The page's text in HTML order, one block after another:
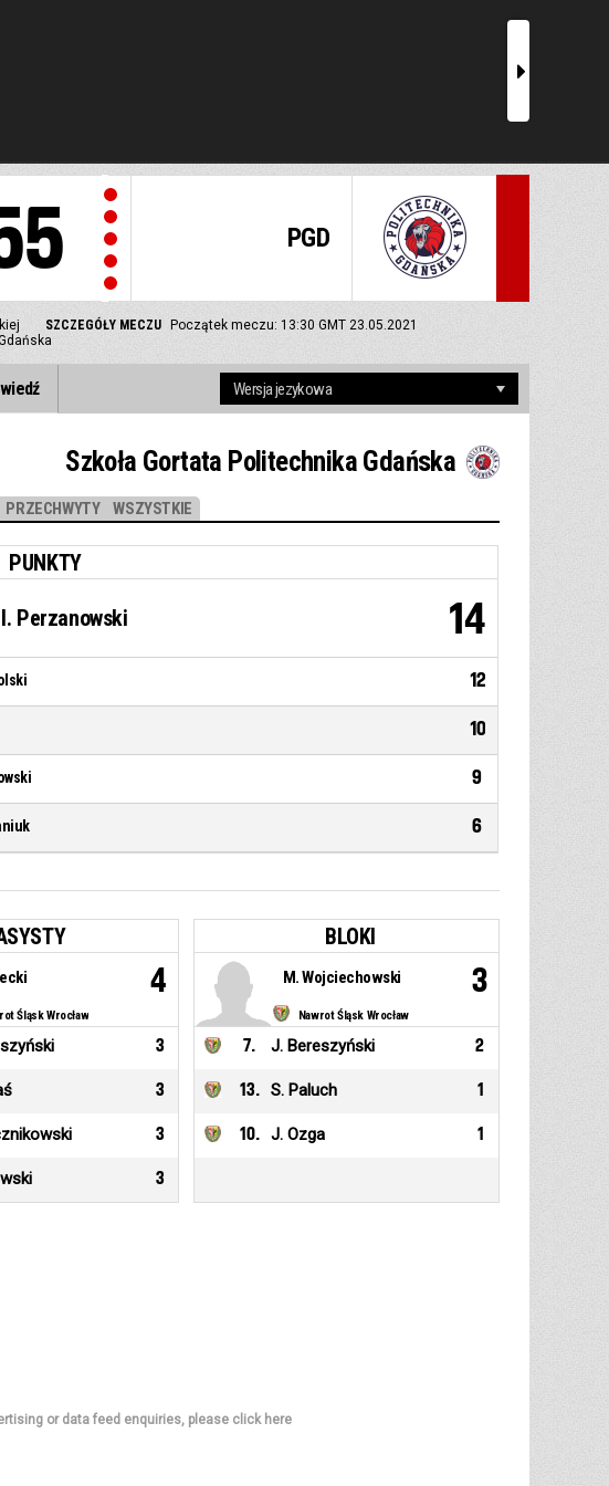
r
PGD
SZCZEGÓŁY MECZU
Początek meczu: 13:30 GMT 23.05.2021
PRZECHWYTY WSZYSTKIE
Szkoła Gortata Politechnika Gdańska
PUNKTY
I. Perzanowski 14
12
10
9
6
Śląsk Wrocław
4
3
3
3
3
BLOKI
Nawrot Śląsk Wrocław
M. Wojciechowski 3
7. J. Bereszyński 2
13. S. Paluch 1
10. J. Ozga 1
or data feed enquiries, please click here